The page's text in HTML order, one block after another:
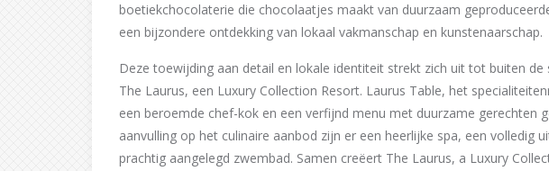
boetiekchocolaterie die chocolaatjes maakt van duurzaam
een bijzondere ontdekking van lokaal vakmanschap en kunstenaarschap.
Deze toewijding aan detail en lokale identiteit strekt zich uit tot buiten de
The Laurus, een Luxury Collection Resort. Laurus Table, het
een beroemde chef-kok en een verfijnd menu met duurzame gerechten
aanvulling op het culinaire aanbod zijn er een heerlijke spa, een volledig
prachtig aangelegd zwembad. Samen creëert The Laurus, a Luxury